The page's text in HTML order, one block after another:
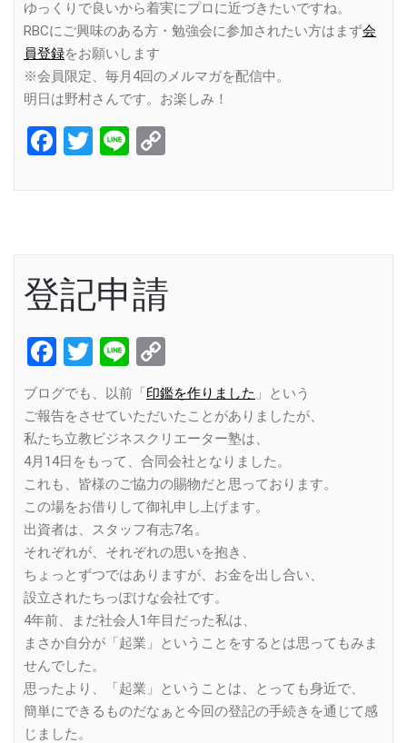
ゆっくりで良いから着実にプロに近づきたいですね。
RBCにご興味のある方・勉強会に参加されたい方はまず会
員登録をお願いします
※会員限定、毎月4回のメルマガを配信中。
明日は野村さんです。お楽しみ！
Facebook
Twitter
Line
登記申請
Facebook
Twitter
Line
Link
ブログでも、以前「印鑑を作りました 」という
ご報告をさせていただいたことがありましたが、
私たち立教ビジネスクリエーター塾は、
4月14日をもって、合同会社となりました。
これも、皆様のご協力の賜物だと思っております。
この場をお借りして御礼申し上げます。
出資者は、スタッフ有志7名。
それぞれが、それぞれの思いを抱き、
ちょっとずつではありますが、お金を出し合い、
設立されたちっぽけな会社です。
4年前、まだ社会人1年目だった私は、
まさか自分が「起業」ということをするとは思ってもみま
せんでした。
思ったより、「起業」ということは、とっても身近で、
簡単にできるものだなぁと今回の登記の手続きを通じて感
じました。